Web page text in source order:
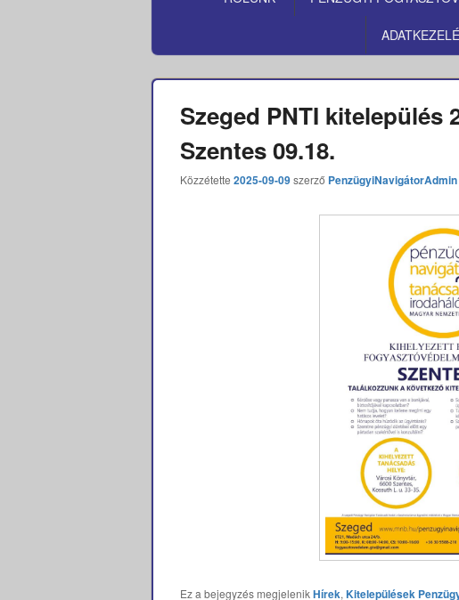
Szeged PNTI kitelepülés
Szentes 09.18.
Közzétette 2025-09-09szerző PenzügyiNavigátorAdmin
Ez a bejegyzés megjelenikHírek, Kitelepülések